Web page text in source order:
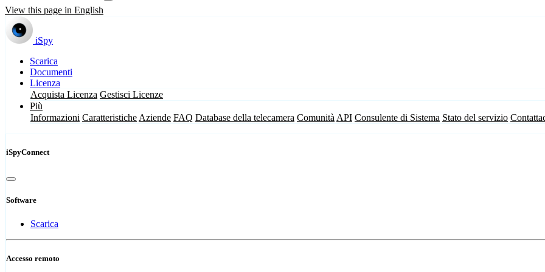
View this page in English
iSpy
Scarica
Documenti
Licenza
Acquista Licenza Gestisci Licenze
Più
Informazioni Caratteristiche Aziende FAQ Database della telecamera Comunità API Consulente di Sistema Stato del servizio
iSpyConnect
Software
Scarica
Accesso remoto